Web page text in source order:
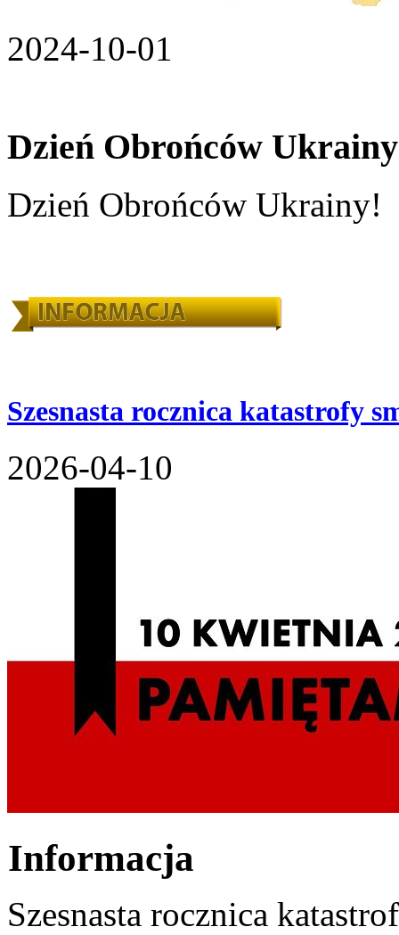
2024-10-01
Dzień Obrońców
Dzień Obrońców Ukrainy!
Szesnasta rocznica katastrofy
2026-04-10
Informacja
Szesnasta rocznica